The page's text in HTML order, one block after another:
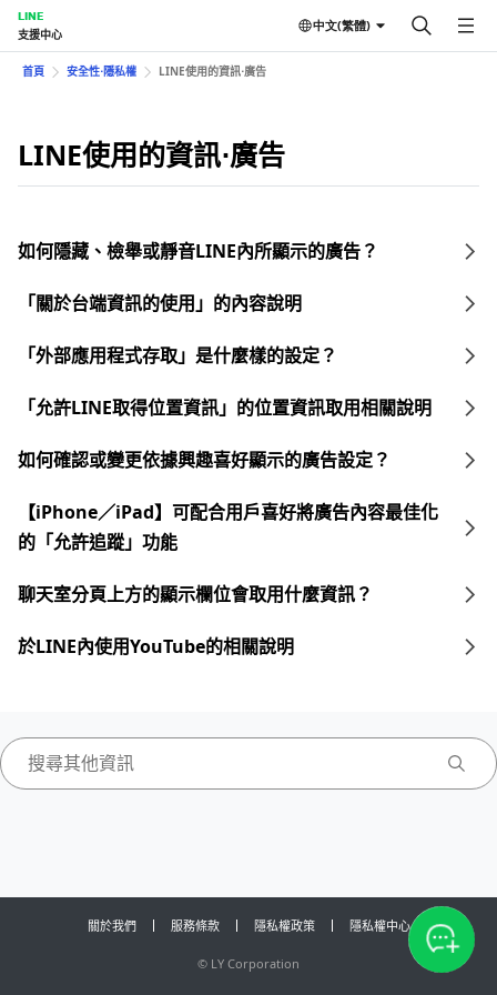
LINE
支援中心
中文(繁體)
首頁 安全性⋅隱私權 LINE使用的資訊⋅廣告
LINE使用的資訊⋅廣告
如何隱藏、檢舉或靜音LINE內所顯示的廣告？
「關於台端資訊的使用」的內容說明
「外部應用程式存取」是什麼樣的設定？
「允許LINE取得位置資訊」的位置資訊取用相關說明
如何確認或變更依據興趣喜好顯示的廣告設定？
【iPhone／iPad】可配合用戶喜好將廣告內容最佳化
的「允許追蹤」功能
聊天室分頁上方的顯示欄位會取用什麼資訊？
於LINE內使用YouTube的相關說明
關於我們 服務條款 隱私權政策 隱私權中心
© LY Corporation